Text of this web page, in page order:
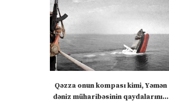
Qəzza onun kompası kimi, Yəmən
dəniz müharibəsinin qaydalarını...